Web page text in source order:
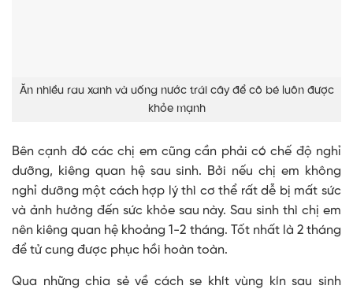
Ăn nhiều rau xanh và uống nước trái cây để cô bé luôn được
khỏe mạnh
Bên cạnh đó các chị em cũng cần phải có chế độ nghỉ
dưỡng, kiêng quan hệ sau sinh. Bởi nếu chị em không
nghỉ dưỡng một cách hợp lý thì cơ thể rất dễ bị mất sức
và ảnh hưởng đến sức khỏe sau này. Sau sinh thì chị em
nên kiêng quan hệ khoảng 1-2 tháng. Tốt nhất là 2 tháng
để tử cung được phục hồi hoàn toàn.
Qua những chia sẻ về cách se khít vùng kín sau sinh